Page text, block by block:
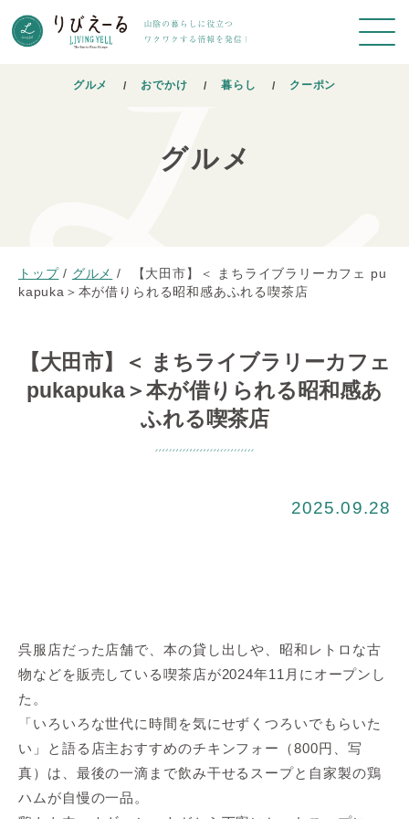
グルメ おでかけ 暮らし クーポン
グルメ
トップ / グルメ /
【大田市】＜ まちライブラリーカフェ pu
kapuka＞本が借りられる昭和感あふれる喫茶店
【大田市】＜ まちライブラリーカフェ
pukapuka＞本が借りられる昭和感あ
ふれる喫茶店
2025.09.28
呉服店だった店舗で、本の貸し出しや、昭和レトロな古
物などを販売している喫茶店が2024年11月にオープンし
た。
「いろいろな世代に時間を気にせずくつろいでもらいた
い」と語る店主おすすめのチキンフォー（800円、写
真）は、最後の一滴まで飲み干せるスープと自家製の鶏
ハムが自慢の一品。